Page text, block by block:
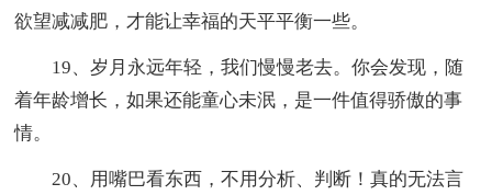
欲望减减肥，才能让幸福的天平平衡一些。
19、岁月永远年轻，我们慢慢老去。你会发现，随
着年龄增长，如果还能童心未泯，是一件值得骄傲的事
情。
20、用嘴巴看东西，不用分析、判断！真的无法言